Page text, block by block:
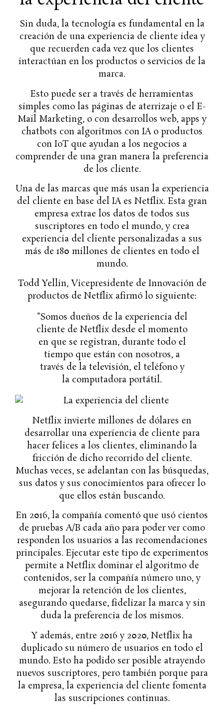
Sin duda, la tecnología es fundamental en la
creación de una experiencia de cliente idea y
que recuerden cada vez que los clientes
interactúan en los productos o servicios de la
marca.
Esto puede ser a través de herramientas
simples como las páginas de aterrizaje o el E-
Mail Marketing, o con desarrollos web, apps y
chatbots con algoritmos con IA o productos
con IoT que ayudan a los negocios a
comprender de una gran manera la preferencia
de los cliente.
Una de las marcas que más usan la experiencia
del cliente en base del IA es Netflix. Esta gran
empresa extrae los datos de todos sus
suscriptores en todo el mundo, y crea
experiencia del cliente personalizadas a sus
más de 180 millones de clientes en todo el
mundo.
Todd Yellin, Vicepresidente de Innovación de
productos de Netflix afirmó lo siguiente:
“Somos dueños de la experiencia del
cliente de Netflix desde el momento
en que se registran, durante todo el
tiempo que están con nosotros, a
través de la televisión, el teléfono y
la computadora portátil.
Netflix invierte millones de dólares en
desarrollar una experiencia de cliente para
hacer felices a los clientes, eliminando la
fricción de dicho recorrido del cliente.
Muchas veces, se adelantan con las búsquedas,
sus datos y sus conocimientos para ofrecer lo
que ellos están buscando.
En 2016, la compañía comentó que usó cientos
de pruebas A/B cada año para poder ver como
responden los usuarios a las recomendaciones
principales. Ejecutar este tipo de experimentos
permite a Netflix dominar el algoritmo de
contenidos, ser la compañía número uno, y
mejorar la retención de los clientes,
asegurando quedarse, fidelizar la marca y sin
duda la preferencia de los mismos.
Y además, entre 2016 y 2020, Netflix ha
duplicado su número de usuarios en todo el
mundo. Esto ha podido ser posible atrayendo
nuevos suscriptores, pero también porque para
la empresa, la experiencia del cliente fomenta
las suscripciones continuas.